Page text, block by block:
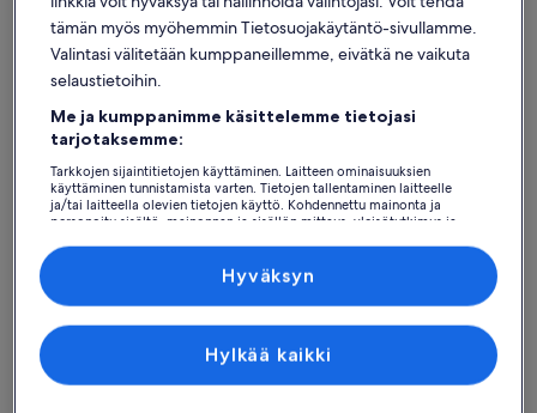
Loma-asunnot lähellä kohdetta Langinkosken keisarillinen kalastusmaja
Valitse loistava lomakoti kohteen Langinkosken keisarillinen
kalastusmaja lähistöltä. Lomakodit tarjoavat sinulle ja
haluamanne mukavuudet, joita ovat esimerkiksi kaapelitelevisio ja
pyykinpesukone sekä kuivausrumpu. Mitä ikinä sitten etsitkään,
löydät varmasti loma-asunnon, joka täyttää kaikkien tarpeet.
Valikoimissamme on esim. savuttomia tai esteettömiä majapaikkoja.
Löydä tyyliisi sopivia majoituspaikkoja
Hae taloja hae mökkejä
tämän myös myöhemmin Tietosuojakäytäntö-sivullamme.
Valintasi välitetään kumppaneillemme, eivätkä ne vaikuta
selaustietoihin.
Me ja kumppanimme käsittelemme tietojasi
tarjotaksemme:
Tarkkojen sijaintitietojen käyttäminen. Laitteen ominaisuuksien
käyttäminen tunnistamista varten. Tietojen tallentaminen laitteelle
ja/tai laitteella olevien tietojen käyttö. Kohdennettu mainonta ja
personoitu sisältö, mainonnan ja sisällön mittaus, yleisötutkimus ja
Kumppanien (toimittajien) luettelo
Hylkää kaikki
Hyväksyn